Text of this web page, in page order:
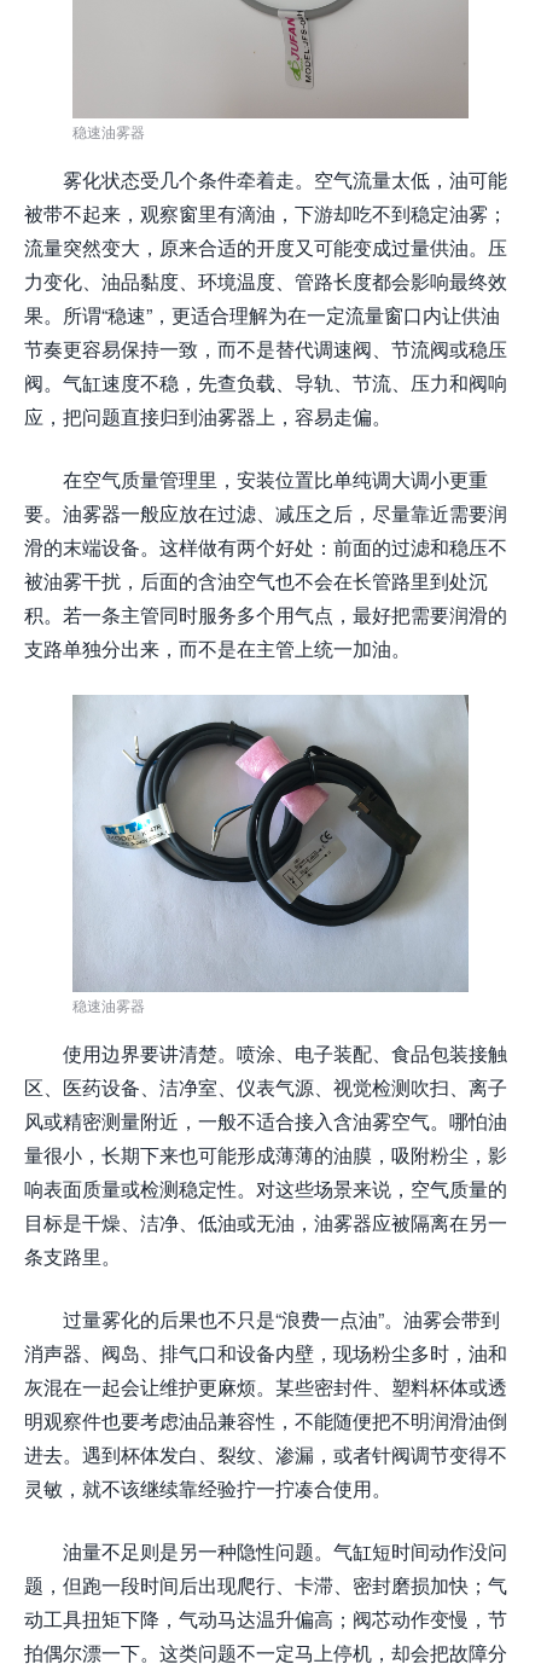
稳速油雾器
雾化状态受几个条件牵着走。空气流量太低，油可能
被带不起来，观察窗里有滴油，下游却吃不到稳定油雾；
流量突然变大，原来合适的开度又可能变成过量供油。压
力变化、油品黏度、环境温度、管路长度都会影响最终效
果。所谓“稳速”，更适合理解为在一定流量窗口内让供油
节奏更容易保持一致，而不是替代调速阀、节流阀或稳压
阀。气缸速度不稳，先查负载、导轨、节流、压力和阀响
应，把问题直接归到油雾器上，容易走偏。
在空气质量管理里，安装位置比单纯调大调小更重
要。油雾器一般应放在过滤、减压之后，尽量靠近需要润
滑的末端设备。这样做有两个好处：前面的过滤和稳压不
被油雾干扰，后面的含油空气也不会在长管路里到处沉
积。若一条主管同时服务多个用气点，最好把需要润滑的
支路单独分出来，而不是在主管上统一加油。
稳速油雾器
使用边界要讲清楚。喷涂、电子装配、食品包装接触
区、医药设备、洁净室、仪表气源、视觉检测吹扫、离子
风或精密测量附近，一般不适合接入含油雾空气。哪怕油
量很小，长期下来也可能形成薄薄的油膜，吸附粉尘，影
响表面质量或检测稳定性。对这些场景来说，空气质量的
目标是干燥、洁净、低油或无油，油雾器应被隔离在另一
条支路里。
过量雾化的后果也不只是“浪费一点油”。油雾会带到
消声器、阀岛、排气口和设备内壁，现场粉尘多时，油和
灰混在一起会让维护更麻烦。某些密封件、塑料杯体或透
明观察件也要考虑油品兼容性，不能随便把不明润滑油倒
进去。遇到杯体发白、裂纹、渗漏，或者针阀调节变得不
灵敏，就不该继续靠经验拧一拧凑合使用。
油量不足则是另一种隐性问题。气缸短时间动作没问
题，但跑一段时间后出现爬行、卡滞、密封磨损加快；气
动工具扭矩下降，气动马达温升偏高；阀芯动作变慢，节
拍偶尔漂一下。这类问题不一定马上停机，却会把故障分